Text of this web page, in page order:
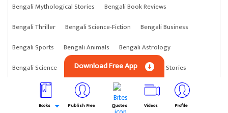
Bengali Mythological Stories
Bengali Book Reviews
Bengali Thriller
Bengali Science-Fiction
Bengali Business
Bengali Sports
Bengali Animals
Bengali Astrology
Bengali Science
Bengali Anything Bengali Crime Stories
Download Free App
Books Publish Free Quotes Videos Profile